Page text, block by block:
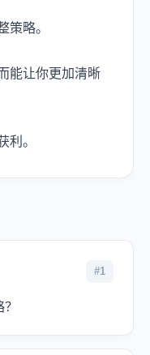
策略。
能让你更加清晰
利。
#1